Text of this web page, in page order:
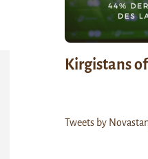
Kirgistans
Tweets by